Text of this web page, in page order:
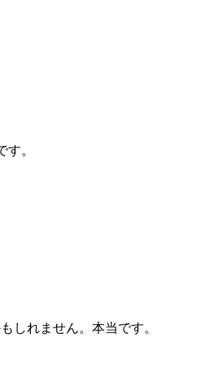
。
しれません。本当です。